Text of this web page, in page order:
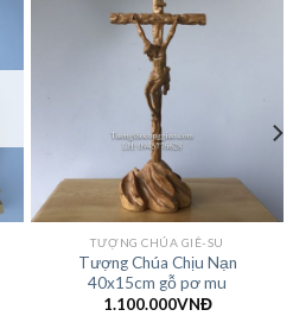
TƯỢNG CHÚA GIÊ-SU
Tượng Chúa Chịu Nạn
40x15cm gỗ pơ mu
1.100.000VNĐ